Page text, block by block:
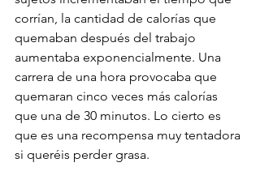
corrían, la cantidad de calorías que
quemaban después del trabajo
aumentaba exponencialmente. Una
carrera de una hora provocaba que
quemaran cinco veces más calorías
que una de 30 minutos. Lo cierto es
que es una recompensa muy tentadora
si queréis perder grasa.